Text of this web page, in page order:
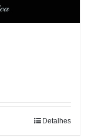
Detalhes